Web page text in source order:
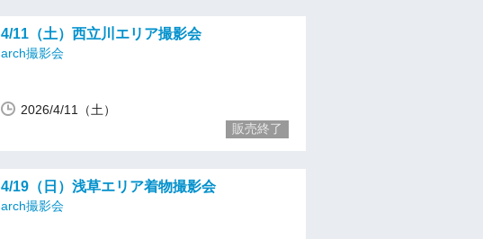
4/11（土）西立川エリア撮影会
arch撮影会
2026/4/11（土）
販売終了
4/19（日）浅草エリア着物撮影会
arch撮影会